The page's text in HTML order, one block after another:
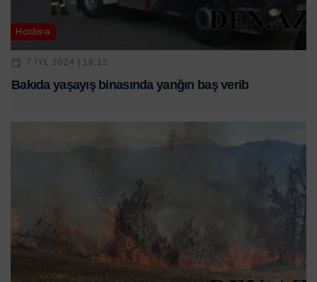
Hadisə
7 IYL 2024 | 18:12
Bakıda yaşayış binasında yanğın baş verib